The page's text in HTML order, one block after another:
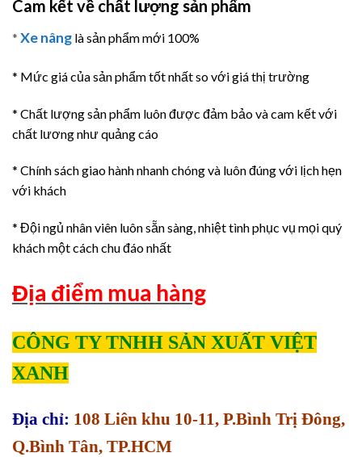
Cam kết về chất lượng sản phẩm
* Xe nâng là sản phẩm mới 100%
* Mức giá của sản phẩm tốt nhất so với giá thị trường
* Chất lượng sản phẩm luôn được đảm bảo và cam kết với
chất lương như quảng cáo
* Chính sách giao hành nhanh chóng và luôn đúng với lịch hẹn
với khách
* Đội ngủ nhân viên luôn sẵn sàng, nhiệt tình phục vụ mọi quý
khách một cách chu đáo nhất
Địa điểm mua hàng
CÔNG TY TNHH SẢN XUẤT VIỆT
XANH
Địa chỉ: 108 Liên khu 10-11, P.Bình Trị Đông,
Q.Bình Tân, TP.HCM